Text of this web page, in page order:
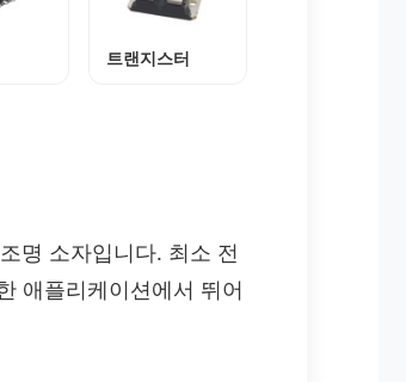
트랜지스터
명 소자입니다. 최소 전
애플리케이션에서 뛰어